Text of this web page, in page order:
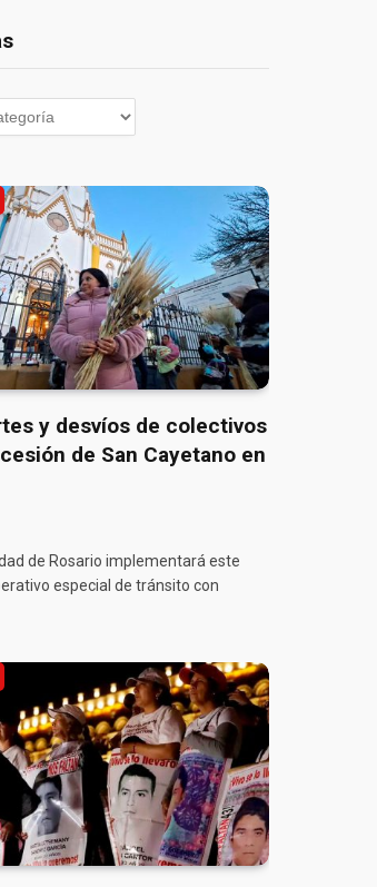
y desvíos de colectivos
de San Cayetano en
de Rosario implementará este
especial de tránsito con